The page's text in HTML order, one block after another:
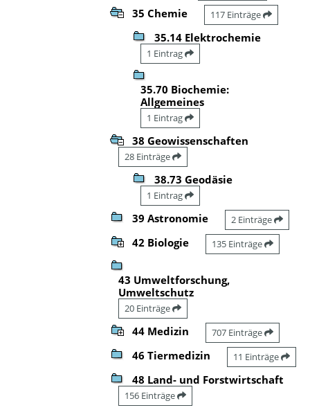
35 Chemie 117 Einträge
35.14 Elektrochemie
1 Eintrag
35.70 Biochemie:
Allgemeines
1 Eintrag
38 Geowissenschaften
28 Einträge
38.73 Geodäsie
1 Eintrag
39 Astronomie 2 Einträge
42 Biologie 135 Einträge
43 Umweltforschung,
Umweltschutz
20 Einträge
44 Medizin 707 Einträge
46 Tiermedizin 11 Einträge
48 Land- und Forstwirtschaft
156 Einträge